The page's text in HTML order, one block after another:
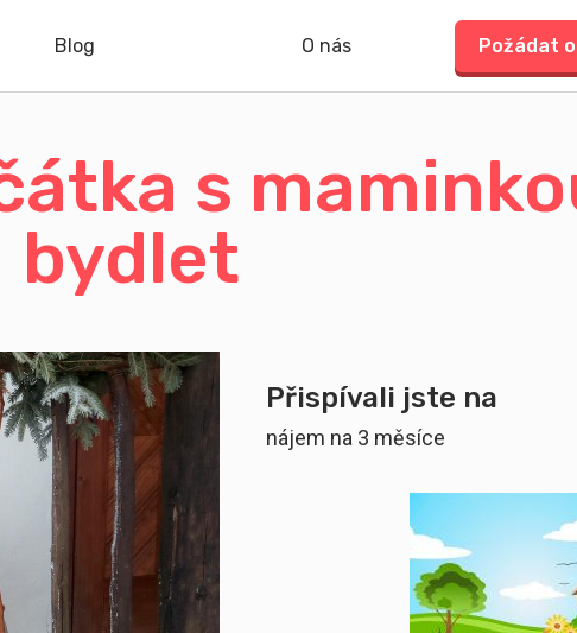
Blog O nás Požádat
s
bydlet
Přispívali jste na
nájem na 3 měsíce